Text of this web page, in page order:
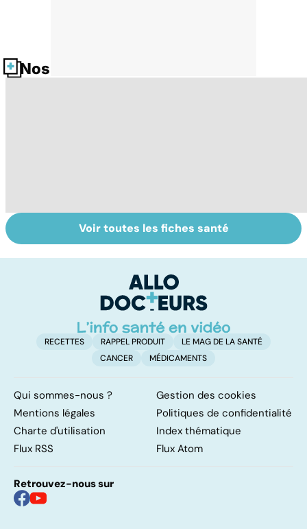
Nos fiches santé
Post-partum : un
bouleversement
Burn-out :
l'épuisement
Voir toutes les fiches santé
RECETTES RAPPEL PRODUIT
LE MAG DE LA SANTÉ
CANCER
MÉDICAMENTS
Qui sommes-nous ?
Gestion des cookies
Mentions légales
Politiques de confidentialité
Charte d'utilisation
Index thématique
Flux RSS
Flux Atom
Retrouvez-nous sur